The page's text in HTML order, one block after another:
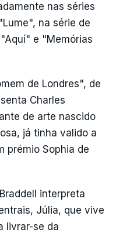
nas séries
na série de
e "Memórias
de Londres", de
Charles
de arte nascido
já tinha valido a
prémio Sophia de
interpreta
Júlia, que vive
livrar-se da